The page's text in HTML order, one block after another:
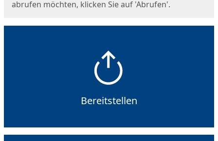
abrufen möchten, klicken Sie auf 'Abrufen'.
Bereitstellen